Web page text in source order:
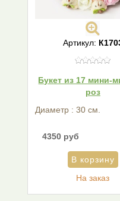
Артикул:
Букет из 17 мини-
роз
Диаметр : 30 см.
4350 руб
На заказ